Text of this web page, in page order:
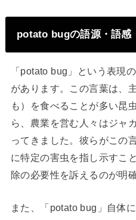
potato bugの語源・語感
「potato bug」という表現
があります。この言葉は、
も）を食べることが多い昆
ら、農業を営む人々はジャ
ってきました。彼らがこの
に特定の害虫を指し示すこ
除の必要性を訴えるのが明
また、「potato bug」自体